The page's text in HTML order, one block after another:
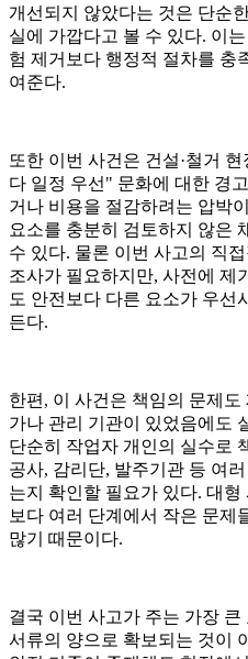
개선되지 않았다는 것은 단순
실에 가깝다고 볼 수 있다. 이
험 제거보다 행정적 절차를 충
여준다.
또한 이번 사건은 건설·철거
다 일정 우선" 문화에 대한 경
거나 비용을 절감하려는 압박
요소를 충분히 검토하지 않은
수 있다. 물론 이번 사고의 직
조사가 필요하지만, 사전에 제
도 안전보다 다른 요소가 우선
든다.
한편, 이 사건은 책임의 문제
가나 관리 기관이 있었음에도
단순히 작업자 개인의 실수로
공사, 감리단, 발주기관 등 여
는지 확인할 필요가 있다. 대
보다 여러 단계에서 작은 문제
많기 때문이다.
결국 이번 사고가 주는 가장
서류의 양으로 확보되는 것이